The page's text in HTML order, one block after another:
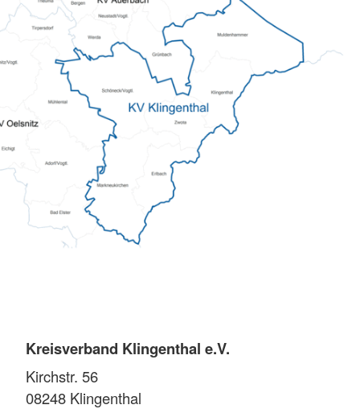
Kreisverband Klingenthal e.V.
Kirchstr. 56
08248 Klingenthal